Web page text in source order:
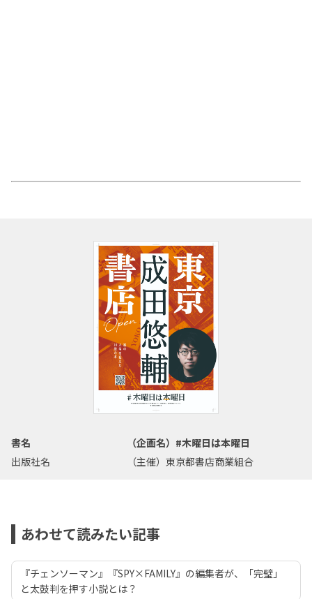
書名
（企画名）#木曜日は本曜日
出版社名
（主催）東京都書店商業組合
あわせて読みたい記事
『チェンソーマン』『SPY×FAMILY』の編集者が、「完璧」
と太鼓判を押す小説とは？